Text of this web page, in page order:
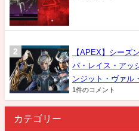
【APEX】シーズ
バ・レイス・アッ
ンジット・ヴァル
1件のコメント
カテゴリー